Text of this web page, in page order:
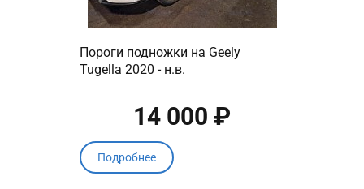
Пороги подножки на Geely
Tugella 2020 - н.в.
14 000 ₽
Подробнее